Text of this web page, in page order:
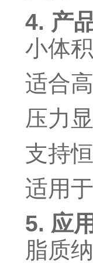
4. 产
小体
适合
压力
支持
适用
5. 应
脂质